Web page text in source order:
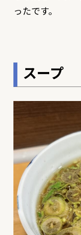
ったです。
スープ